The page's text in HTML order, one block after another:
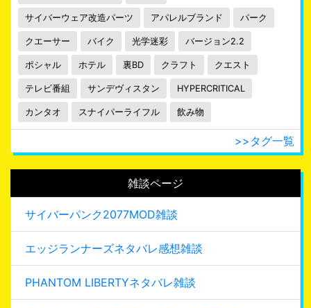
サイバーウェア改造パーツ アパレルブランド パーク
クエーサー バイク 光学迷彩 バージョン2.2
ポシャル ホテル 裏BD クラフト クエスト
テレビ番組 サンデヴィスタン HYPERCRITICAL
カンタオ スナイパーライフル 飲み物
>>タグ一覧
雑談ページ
サイバーパンク2077MOD雑談
エッジランナーズネタバレ感想雑談
PHANTOM LIBERTYネタバレ雑談